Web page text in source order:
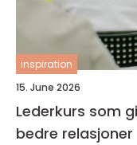
inspiration
15. June 2026
Lederkurs som
bedre relasjoner